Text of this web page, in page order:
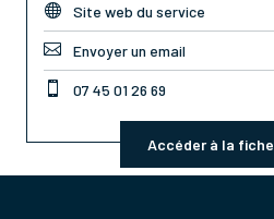
 Site web du service
 Envoyer un email
 07 45 01 26 69
Accéder à la fiche